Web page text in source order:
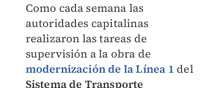
Como cada semana las
autoridades capitalinas
realizaron las tareas de
supervisión a la obra de
modernización de la Línea 1 del
Sistema de Transporte